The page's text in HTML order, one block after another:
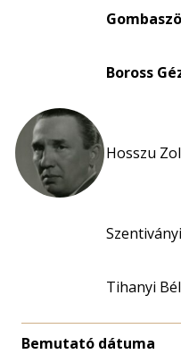
Boross
Hosszu
Tihanyi
Bemutató dátuma